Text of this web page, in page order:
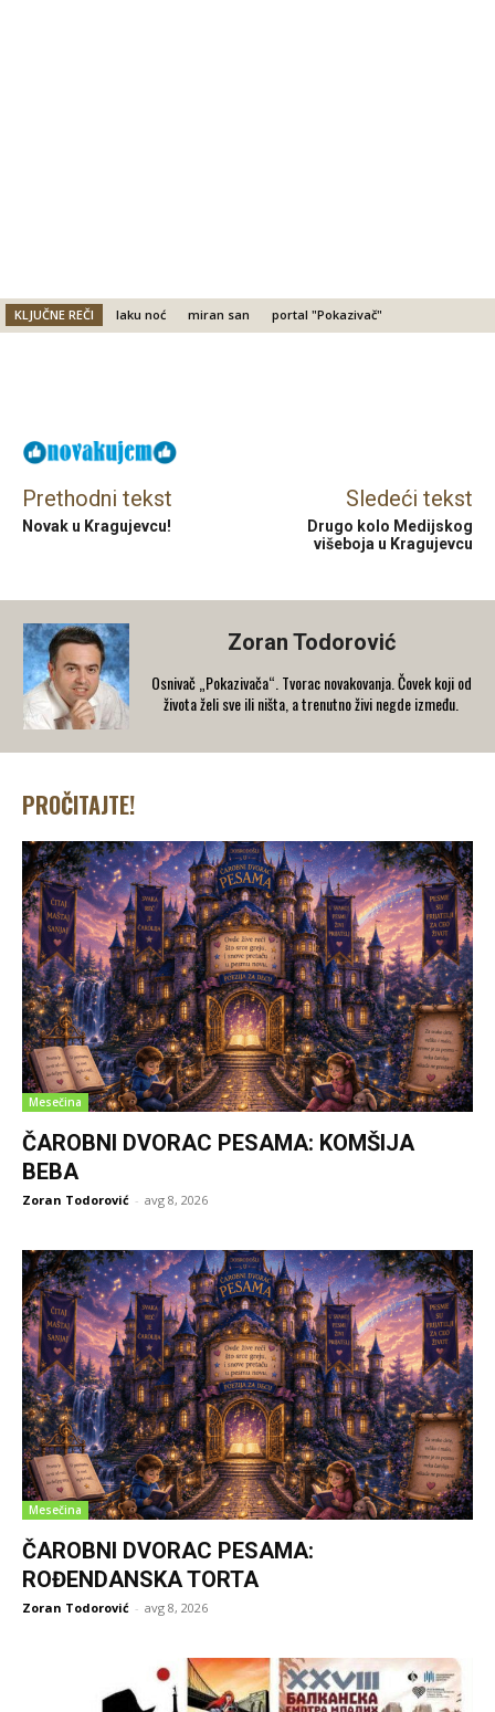
KLJUČNE REČI laku noć miran san portal "Pokazivač"
Prethodni tekst
Novak u Kragujevcu!
Sledeći tekst
Drugo kolo Medijskog
višeboja u Kragujevcu
Zoran Todorović
Osnivač „Pokazivača“. Tvorac novakovanja. Čovek koji od
života želi sve ili ništa, a trenutno živi negde između.
PROČITAJTE!
Mesečina
ČAROBNI DVORAC PESAMA: KOMŠIJA
BEBA
Zoran Todorović - avg 8, 2026
Mesečina
ČAROBNI DVORAC PESAMA:
ROĐENDANSKA TORTA
Zoran Todorović - avg 8, 2026